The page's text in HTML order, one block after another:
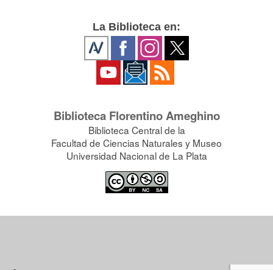
La Biblioteca en:
Biblioteca Florentino Ameghino
Biblioteca Central de la
Facultad de Ciencias Naturales y Museo
Universidad Nacional de La Plata